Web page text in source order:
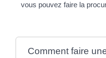
vous pouvez faire la
Comment faire